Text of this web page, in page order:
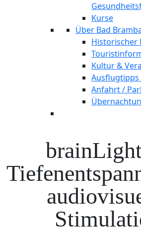
Kurse
Über Bad
Historischer
Kultur &
Ausflugtipps
Anfahrt /